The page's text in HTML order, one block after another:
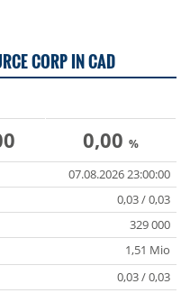
CORP IN CAD
0,00 %
07.08.2026 23:00:00
0,03 / 0,03
329 000
1,51 Mio
0,03 / 0,03